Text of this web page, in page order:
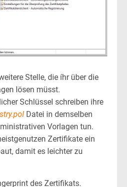
Stelle, die íhr über die
lösen müsst.
Schlüssel schreiben ihre
Datei in demselben
Vorlagen tun.
Zertifikate ein
damit es leichter zu
des Zertifikats.